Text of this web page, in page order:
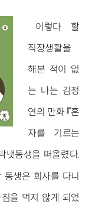
이렇다 할
직장생활을
해본 적이 없
는 나는 김정
연의 만화 『혼
자를 기르는
냇동생을 떠올렸다.
동생은 회사를 다니
을 먹지 않게 되었